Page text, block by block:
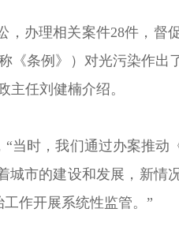
办理相关案件28件，督
条例》）对光污染作出
任刘健楠介绍。
时，我们通过办案推动
市的建设和发展，新情
作开展系统性监管。”